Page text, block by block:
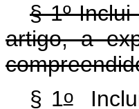
§ 1º
artigo, a
§ 1o